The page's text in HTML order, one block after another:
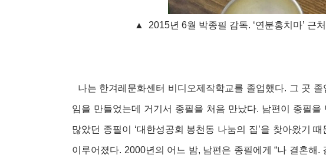
▲ 2015년 6월 박종필 감독. ‘연분홍치마’ 근
나는 한겨레문화센터 비디오제작학교를 졸업했다. 그 곳 졸
임을 만들었는데 거기서 종필을 처음 만났다. 남편이 종필을
많았던 종필이 ‘대한성공회 봉천동 나눔의 집’을 찾아왔기
이루어졌다. 2000년의 어느 밤, 남편은 종필에게 “나 결혼해